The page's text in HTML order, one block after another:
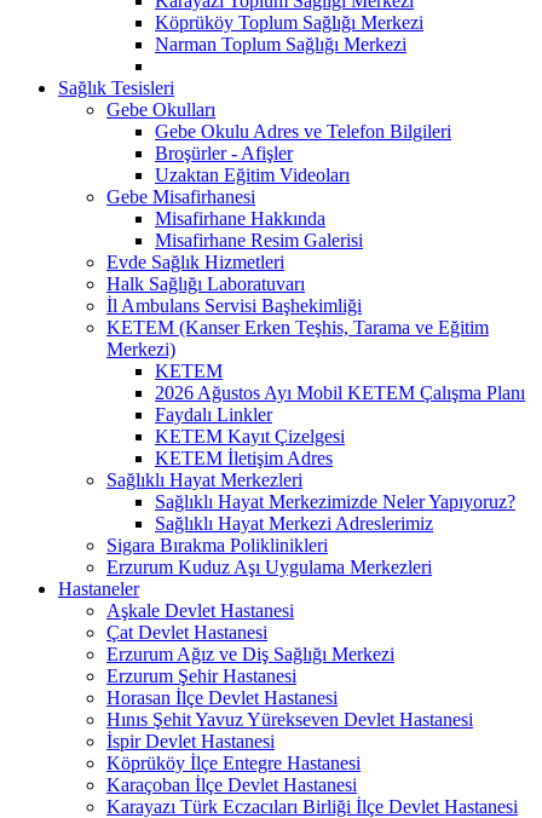
Köprüköy Toplum Sağlığı Merkezi
Narman Toplum Sağlığı Merkezi
Sağlık Tesisleri
Gebe Okulları
Gebe Okulu Adres ve Telefon Bilgileri
Broşürler - Afişler
Uzaktan Eğitim Videoları
Gebe Misafirhanesi
Misafirhane Hakkında
Misafirhane Resim Galerisi
Evde Sağlık Hizmetleri
Halk Sağlığı Laboratuvarı
İl Ambulans Servisi Başhekimliği
KETEM (Kanser Erken Teşhis, Tarama ve Eğitim
Merkezi)
KETEM
2026 Ağustos Ayı Mobil KETEM Çalışma Planı
Faydalı Linkler
KETEM Kayıt Çizelgesi
KETEM İletişim Adres
Sağlıklı Hayat Merkezleri
Sağlıklı Hayat Merkezimizde Neler Yapıyoruz?
Sağlıklı Hayat Merkezi Adreslerimiz
Sigara Bırakma Poliklinikleri
Erzurum Kuduz Aşı Uygulama Merkezleri
Hastaneler
Aşkale Devlet Hastanesi
Çat Devlet Hastanesi
Erzurum Ağız ve Diş Sağlığı Merkezi
Erzurum Şehir Hastanesi
Horasan İlçe Devlet Hastanesi
Hınıs Şehit Yavuz Yürekseven Devlet Hastanesi
İspir Devlet Hastanesi
Köprüköy İlçe Entegre Hastanesi
Karaçoban İlçe Devlet Hastanesi
Karayazı Türk Eczacıları Birliği İlçe Devlet Hastanesi